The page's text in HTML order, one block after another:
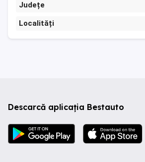
Județe
Localități
Descarcă aplicația Bestauto